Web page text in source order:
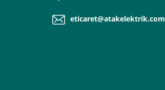
eticaret@atakelektrik.com